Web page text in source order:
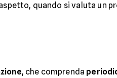
quando si valuta un
, che comprenda